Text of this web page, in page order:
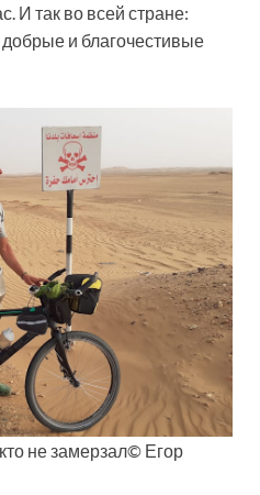
И так во всей стране:
и благочестивые
не замерзал© Егор